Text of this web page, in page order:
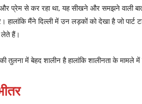
प्रेम से कर रहा था, यह सीखने और समझने वाली
हालांकि मैंने दिल्ली में उन लड़कों को देखा है जो
लेते हैं।
की तुलना में बेहद शालीन है हालांकि शालीनता के